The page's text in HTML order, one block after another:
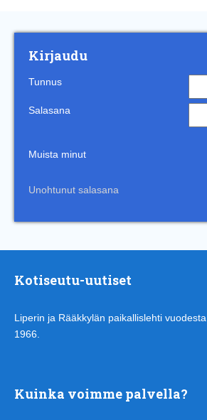
Kirjaudu
Tunnus
Salasana
Muista minut
Unohtunut salasana
Kotiseutu-uutiset
Liperin ja Rääkkylän paikallislehti vuodesta
1966.
Kuinka voimme palvella?